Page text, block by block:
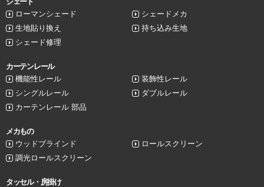
ローマンシェード
シェードメカ
生地貼り換え
持ち込み生地
シェード修理
カーテンレール
機能性レール
装飾性レール
シングルレール
ダブルレール
カーテンレール 部品
メカもの
ウッドブラインド
ロールスクリーン
調光ロールスクリーン
タッセル・房掛け